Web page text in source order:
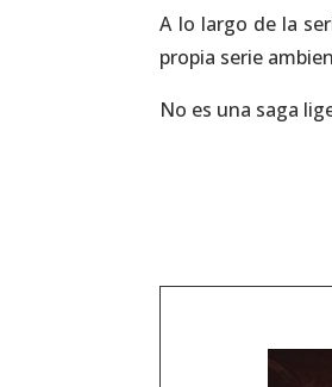
A lo largo de la
propia serie
No es una saga